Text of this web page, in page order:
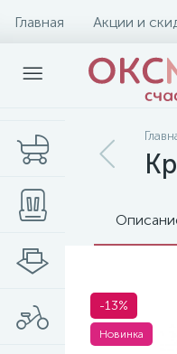
Главная Акции и
-13%
Новинка